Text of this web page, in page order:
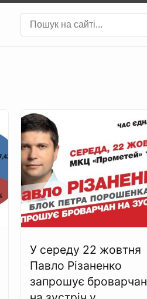
У середу 22 жовтня
Павло Різаненко
запрошує броварчан